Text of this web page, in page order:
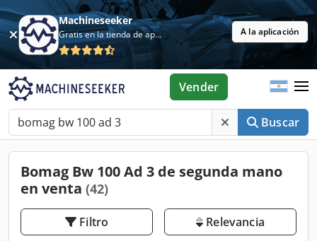
Machineseeker
Gratis en la tienda de aplicaciones A la aplicación
Buscar
Vender
Bomag Bw 100 Ad 3 de segunda mano
en venta (42)
Filtro Relevancia